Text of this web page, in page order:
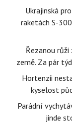
Ukrajinská
raketách S-
Řezanou
země. Za pár
Hortenzii
kyselost
Parádní
jinde